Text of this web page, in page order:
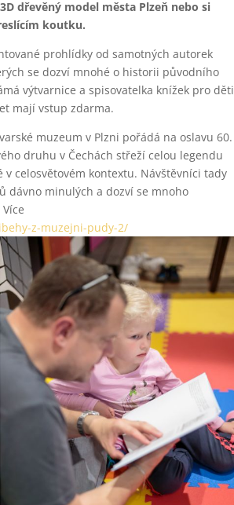
dřevěný model města Plzeň nebo si
koutku.
prohlídky od samotných autorek
se dozví mnohé o historii původního
výtvarnice a spisovatelka knížek pro děti
mají vstup zdarma.
muzeum v Plzni pořádá na oslavu 60.
druhu v Čechách střeží celou legendu
celosvětovém kontextu. Návštěvníci tady
dávno minulých a dozví se mnoho
z-muzejni-pudy-2/